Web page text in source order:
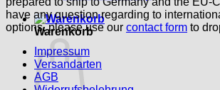
Warenkorb
have any question regarding to
options, please use our contact form to
Impressum
Versandarten
AGB